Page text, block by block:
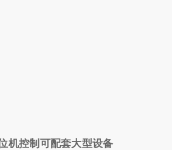
机控制可配套大型设备